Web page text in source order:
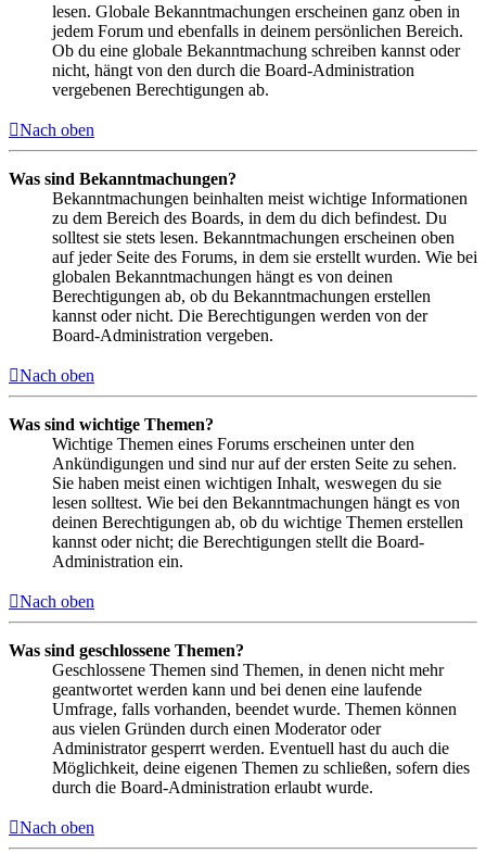
lesen. Globale Bekanntmachungen erscheinen ganz oben in
jedem Forum und ebenfalls in deinem persönlichen Bereich.
Ob du eine globale Bekanntmachung schreiben kannst oder
nicht, hängt von den durch die Board-Administration
vergebenen Berechtigungen ab.
Nach oben
Was sind Bekanntmachungen?
Bekanntmachungen beinhalten meist wichtige Informationen
zu dem Bereich des Boards, in dem du dich befindest. Du
solltest sie stets lesen. Bekanntmachungen erscheinen oben
auf jeder Seite des Forums, in dem sie erstellt wurden. Wie bei
globalen Bekanntmachungen hängt es von deinen
Berechtigungen ab, ob du Bekanntmachungen erstellen
kannst oder nicht. Die Berechtigungen werden von der
Board-Administration vergeben.
Nach oben
Was sind wichtige Themen?
Wichtige Themen eines Forums erscheinen unter den
Ankündigungen und sind nur auf der ersten Seite zu sehen.
Sie haben meist einen wichtigen Inhalt, weswegen du sie
lesen solltest. Wie bei den Bekanntmachungen hängt es von
deinen Berechtigungen ab, ob du wichtige Themen erstellen
kannst oder nicht; die Berechtigungen stellt die Board-
Administration ein.
Nach oben
Was sind geschlossene Themen?
Geschlossene Themen sind Themen, in denen nicht mehr
geantwortet werden kann und bei denen eine laufende
Umfrage, falls vorhanden, beendet wurde. Themen können
aus vielen Gründen durch einen Moderator oder
Administrator gesperrt werden. Eventuell hast du auch die
Möglichkeit, deine eigenen Themen zu schließen, sofern dies
durch die Board-Administration erlaubt wurde.
Nach oben